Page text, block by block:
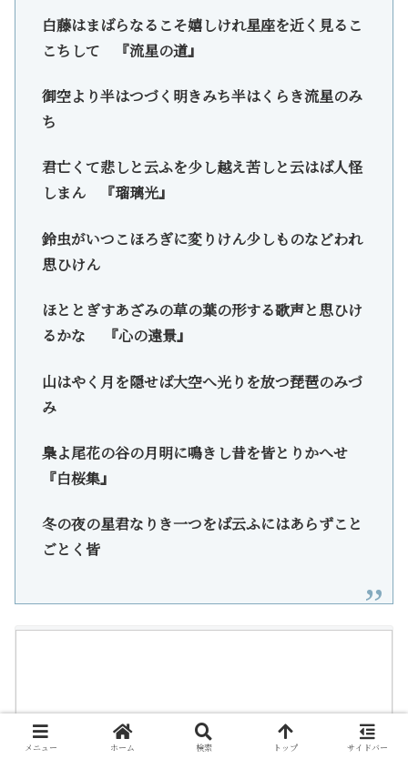
白藤はまばらなるこそ嬉しけれ星座を近く見るこ
こちして 『流星の道』
御空より半はつづく明きみち半はくらき流星のみ
ち
君亡くて悲しと云ふを少し越え苦しと云はば人怪
しまん 『瑠璃光』
鈴虫がいつこほろぎに変りけん少しものなどわれ
思ひけん
ほととぎすあざみの草の葉の形する歌声と思ひけ
るかな 『心の遠景』
山はやく月を隠せば大空へ光りを放つ琵琶のみづ
み
梟よ尾花の谷の月明に鳴きし昔を皆とりかへせ
『白桜集』
冬の夜の星君なりき一つをば云ふにはあらずこと
ごとく皆
メニュー ホーム 検索 トップ サイドバー